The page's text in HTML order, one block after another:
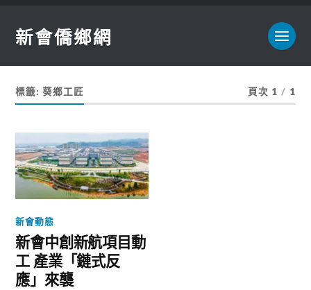
新會僑鄉網
標籤:葵鄉工匠 頁次 1 / 1
新會動態
新會中創新航項目動
工 產業「鏈式反
應」來襲